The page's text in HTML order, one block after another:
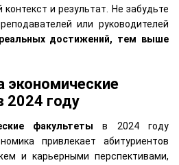
и результат. Не забудьте
или руководителей
достижений, тем выше
экономические
2024 году
факультеты в 2024 году
привлекает абитуриентов
и карьерными перспективами,